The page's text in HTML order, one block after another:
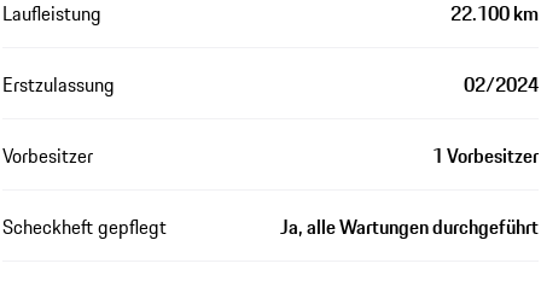
Laufleistung 22.100 km
Erstzulassung 02/2024
Vorbesitzer 1 Vorbesitzer
Scheckheft gepflegt Ja, alle Wartungen durchgeführt